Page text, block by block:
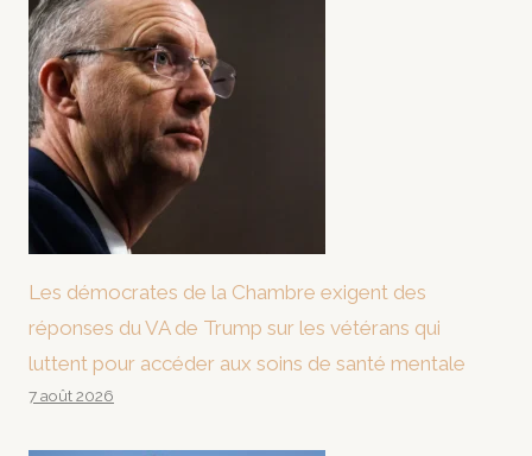
Les démocrates de la Chambre exigent des
réponses du VA de Trump sur les vétérans qui
luttent pour accéder aux soins de santé mentale
7 août 2026